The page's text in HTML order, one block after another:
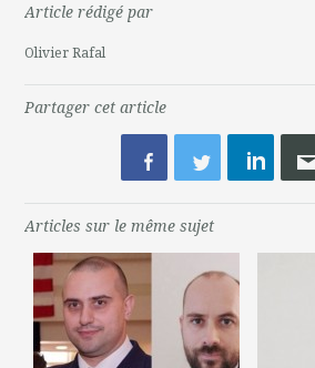
Article rédigé par
Olivier Rafal
Partager cet article
Articles sur le même sujet